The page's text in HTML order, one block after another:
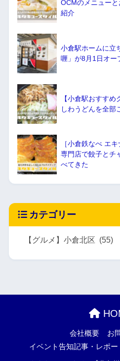
OCMのメニュー
紹介
小倉駅ホームに立
喱」が8月1日オー
【小倉駅おすす
しわうどんを全部
［小倉鉄なべ エ
専門店で餃子とチ
べてきた
カテゴリー
会社概要
お
イベント告知記事・レポ